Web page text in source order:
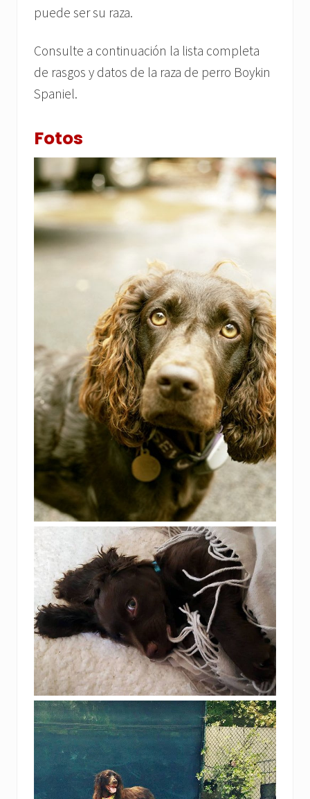
puede ser su raza.
Consulte a continuación la lista completa
de rasgos y datos de la raza de perro Boykin
Spaniel.
Fotos